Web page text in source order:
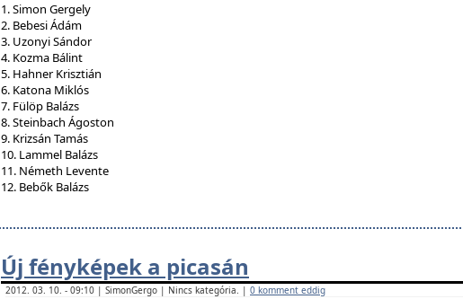
1. Simon Gergely
2. Bebesi Ádám
3. Uzonyi Sándor
4. Kozma Bálint
5. Hahner Krisztián
6. Katona Miklós
7. Fülöp Balázs
8. Steinbach Ágoston
9. Krizsán Tamás
10. Lammel Balázs
11. Németh Levente
12. Bebők Balázs
Új fényképek a picasán
2012. 03. 10. - 09:10 | SimonGergo | Nincs kategória. | 0 komment eddig